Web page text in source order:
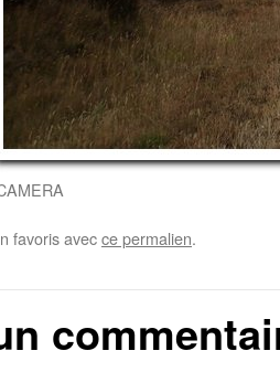
favoris avecce permalien.